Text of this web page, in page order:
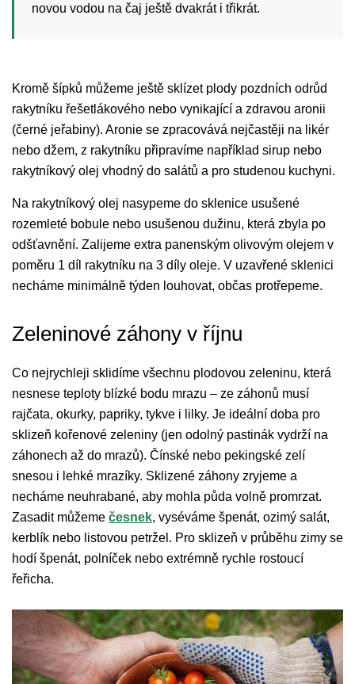
novou vodou na čaj ještě dvakrát i třikrát.
Kromě šípků můžeme ještě sklízet plody pozdních odrůd
rakytníku řešetlákového nebo vynikající a zdravou aronii
(černé jeřabiny). Aronie se zpracovává nejčastěji na likér
nebo džem, z rakytníku připravíme například sirup nebo
rakytníkový olej vhodný do salátů a pro studenou kuchyni.
Na rakytníkový olej nasypeme do sklenice usušené
rozemleté bobule nebo usušenou dužinu, která zbyla po
odšťavnění. Zalijeme extra panenským olivovým olejem v
poměru 1 díl rakytníku na 3 díly oleje. V uzavřené sklenici
necháme minimálně týden louhovat, občas protřepeme.
Zeleninové záhony v říjnu
Co nejrychleji sklidíme všechnu plodovou zeleninu, která
nesnese teploty blízké bodu mrazu – ze záhonů musí
rajčata, okurky, papriky, tykve i lilky. Je ideální doba pro
sklizeň kořenové zeleniny (jen odolný pastinák vydrží na
záhonech až do mrazů). Čínské nebo pekingské zelí
snesou i lehké mrazíky. Sklizené záhony zryjeme a
necháme neuhrabané, aby mohla půda volně promrzat.
Zasadit můžeme česnek, vyséváme špenát, ozimý salát,
kerblík nebo listovou petržel. Pro sklizeň v průběhu zimy se
hodí špenát, polníček nebo extrémně rychle rostoucí
řeřicha.